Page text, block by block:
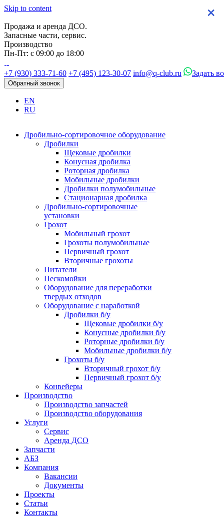
Skip to content
Продажа и аренда ДСО.
Запасные части, сервис.
Производство
Пн-Пт: с 09:00 до 18:00
+7 (930) 333-71-60 +7 (495) 123-30-07 info@q-club.ru Задать
Обратный звонок
EN
RU
Дробильно-сортировочное оборудование
Дробилки
Щековые дробилки
Конусная дробилка
Роторная дробилка
Мобильные дробилки
Дробилки полумобильные
Стационарная дробилка
Дробильно-сортировочные
установки
Грохот
Мобильный грохот
Грохоты полумобильные
Первичный грохот
Вторичные грохоты
Питатели
Пескомойки
Оборудование для переработки
твердых отходов
Оборудование с наработкой
Дробилки б/у
Щековые дробилки б/у
Конусные дробилки б/у
Роторные дробилки б/у
Мобильные дробилки б/у
Грохоты б/у
Вторичный грохот б/у
Первичный грохот б/у
Конвейеры
Производство
Производство запчастей
Производство оборудования
Услуги
Сервис
Аренда ДСО
Запчасти
АБЗ
Компания
Вакансии
Документы
Проекты
Статьи
Контакты
×
×
×
×